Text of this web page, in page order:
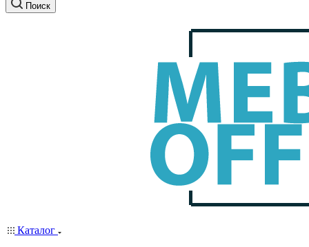
Поиск
Каталог